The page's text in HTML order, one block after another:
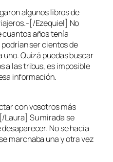
algunos libros de
[/Ezequiel] No
años tenía
ser cientos de
uno. Quizá puedas buscar
a las tribus, es imposible
información.
con vosotros más
Laura] Su mirada se
No se hacía
marchaba una y otra vez